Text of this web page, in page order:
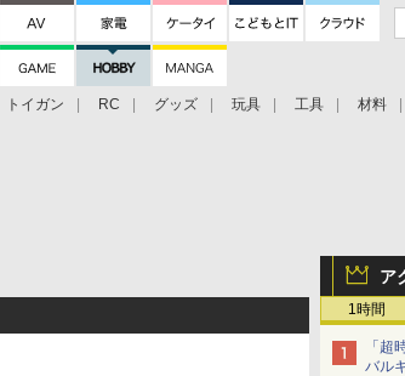
トイガン RC グッズ 玩具 工具 材料
ア
1時間
「超
バル